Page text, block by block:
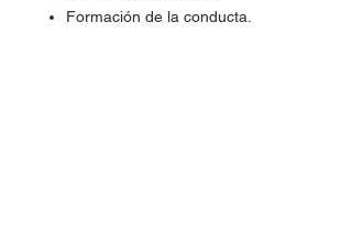
Formación de la conducta.